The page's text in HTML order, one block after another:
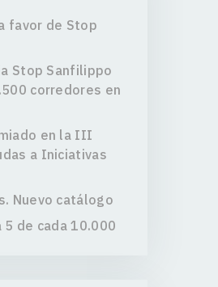
favor de Stop
Stop Sanfilippo
corredores en
en la III
a Iniciativas
Nuevo catálogo
de cada 10.000